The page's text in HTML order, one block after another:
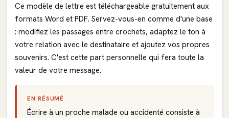
Ce modèle de lettre est téléchargeable gratuitement aux
formats Word et PDF. Servez-vous-en comme d'une base
: modifiez les passages entre crochets, adaptez le ton à
votre relation avec le destinataire et ajoutez vos propres
souvenirs. C'est cette part personnelle qui fera toute la
valeur de votre message.
EN RÉSUMÉ
Écrire à un proche malade ou accidenté consiste à